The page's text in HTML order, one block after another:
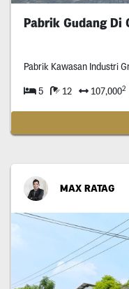
Pabrik Gudang Di
Pabrik Kawasan Industri
5 12 107,0002
MAX RATAG